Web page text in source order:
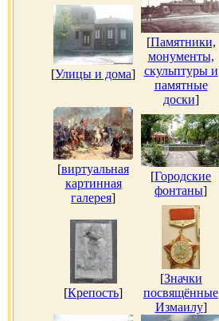
[Улицы и дома]
[Памятники,
монументы,
скульптуры и
памятные
доски]
[виртуальная
картинная
галерея]
[Городские
фонтаны]
[Крепость]
[Значки
посвящённые
Измаилу]